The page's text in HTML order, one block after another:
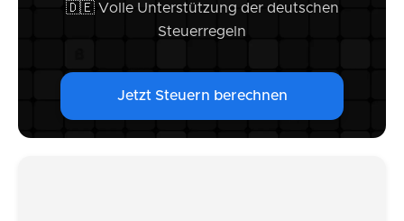
🇩🇪 Volle Unterstützung der deutschen
Steuerregeln
Jetzt Steuern berechnen